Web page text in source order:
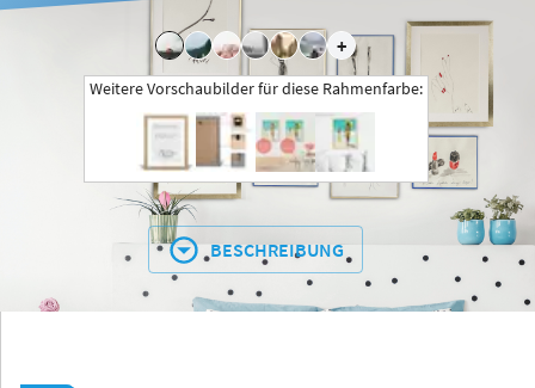
+
Weitere Vorschaubilder für diese Rahmenfarbe:
BESCHREIBUNG